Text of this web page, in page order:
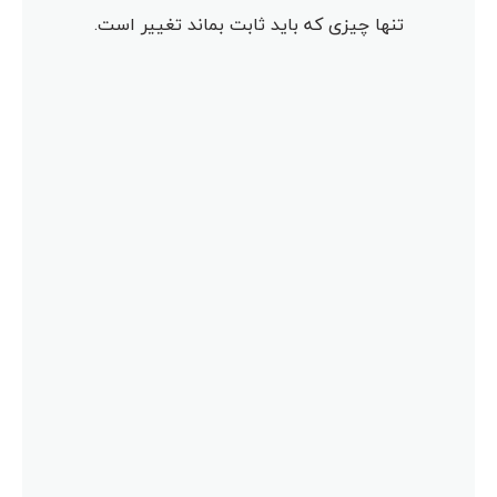
تنها چیزی که باید ثابت بماند تغییر است.